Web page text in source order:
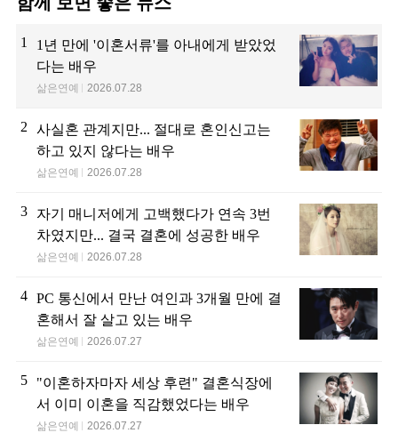
1
1년 만에 '이혼서류'를 아내에게 받았었
다는 배우
삶은연예 2026.07.28
2
사실혼 관계지만... 절대로 혼인신고는
하고 있지 않다는 배우
삶은연예 2026.07.28
3
자기 매니저에게 고백했다가 연속 3번
차였지만... 결국 결혼에 성공한 배우
삶은연예 2026.07.28
4 PC 통신에서 만난 여인과 3개월 만에 결
혼해서 잘 살고 있는 배우
삶은연예 2026.07.27
5
"이혼하자마자 세상 후련" 결혼식장에
서 이미 이혼을 직감했었다는 배우
삶은연예 2026.07.27